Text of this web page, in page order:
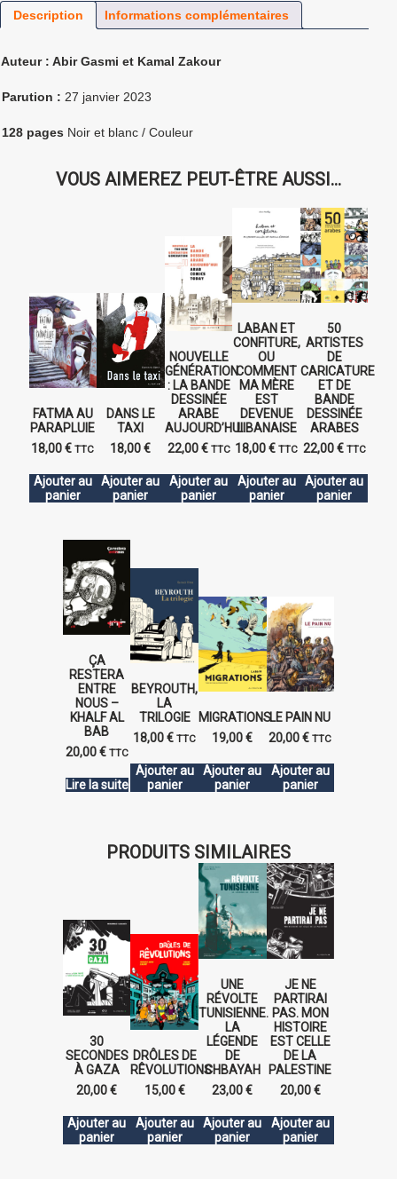
Description Informations complémentaires
Auteur : Abir Gasmi et Kamal Zakour
Parution : 27 janvier 2023
128 pages Noir et blanc / Couleur
VOUS AIMEREZ PEUT-ÊTRE AUSSI…
FATMA AU
PARAPLUIE
18,00€ TTC
Ajouter au
panier
DANS LE
TAXI
18,00€
Ajouter au
panier
NOUVELLE
GÉNÉRATION
: LA BANDE
DESSINÉE
ARABE
AUJOURD’HUI.
22,00€ TTC
Ajouter au
panier
LABAN ET
CONFITURE,
OU
COMMENT
MA MÈRE
EST
DEVENUE
LIBANAISE
18,00€ TTC
Ajouter au
panier
50
ARTISTES
DE
CARICATURE
ET DE
BANDE
DESSINÉE
ARABES
22,00€ TTC
Ajouter au
panier
ÇA
RESTERA
ENTRE
NOUS –
KHALF AL
BAB
20,00€ TTC
Lire la suite
BEYROUTH,
LA
TRILOGIE
18,00€ TTC
Ajouter au
panier
MIGRATIONS
19,00€
Ajouter au
panier
LE PAIN NU
20,00€ TTC
Ajouter au
panier
PRODUITS SIMILAIRES
30
SECONDES
À GAZA
20,00€
Ajouter au
panier
DRÔLES DE
RÊVOLUTIONS
15,00€
Ajouter au
panier
UNE
RÉVOLTE
TUNISIENNE.
LA
LÉGENDE
DE
CHBAYAH
23,00€
Ajouter au
panier
JE NE
PARTIRAI
PAS. MON
HISTOIRE
EST CELLE
DE LA
PALESTINE
20,00€
Ajouter au
panier